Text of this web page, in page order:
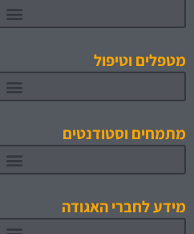
מטפלים וטיפול
מתמחים וסטודנטים
מידע לחברי האגודה